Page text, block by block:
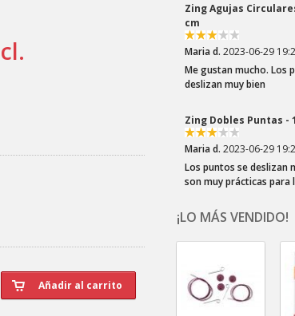
Zing Agujas
cm
Maria d. 2023-06-29
Me gustan mucho. Los
deslizan muy bien
Zing Dobles Puntas -
Maria d. 2023-06-29
Los puntos se deslizan
son muy prácticas para
2023-03-22
¡Los colores del
son tan divertidos!
el los azules...
¡LO MÁS VENDIDO!